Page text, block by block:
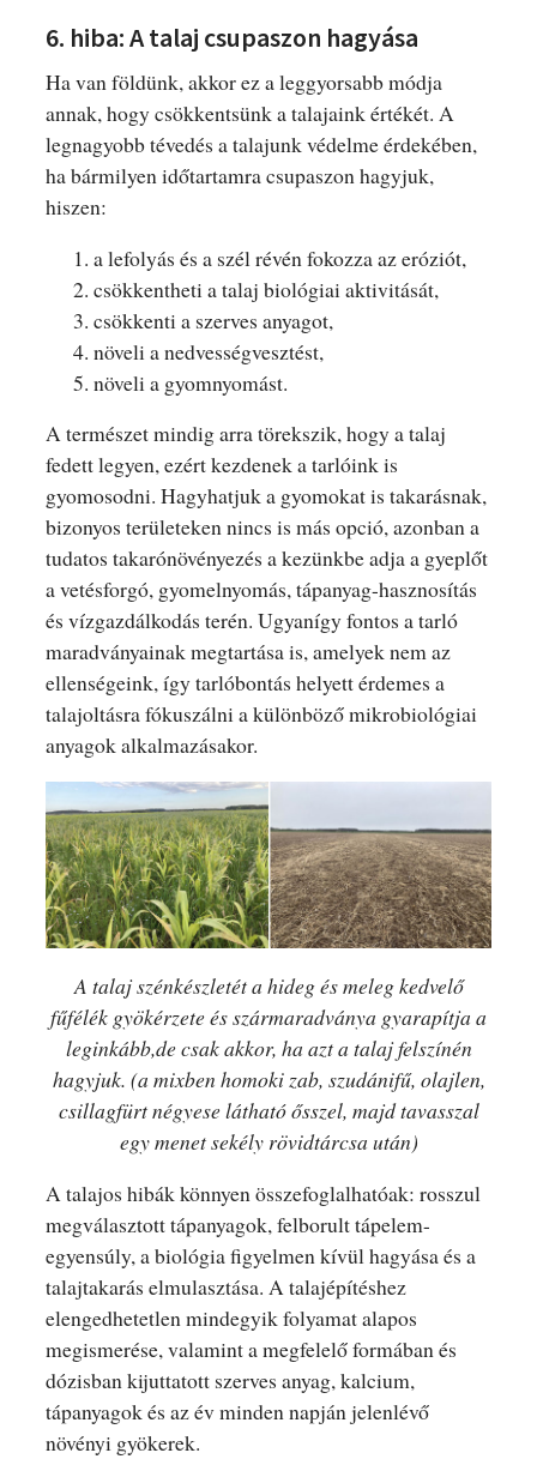
6. hiba: A talaj csupaszon hagyása
Ha van földünk, akkor ez a leggyorsabb módja
annak, hogy csökkentsünk a talajaink értékét. A
legnagyobb tévedés a talajunk védelme érdekében,
ha bármilyen időtartamra csupaszon hagyjuk,
hiszen:
a lefolyás és a szél révén fokozza az eróziót,
csökkentheti a talaj biológiai aktivitását,
csökkenti a szerves anyagot,
növeli a nedvességvesztést,
növeli a gyomnyomást.
A természet mindig arra törekszik, hogy a talaj
fedett legyen, ezért kezdenek a tarlóink is
gyomosodni. Hagyhatjuk a gyomokat is takarásnak,
bizonyos területeken nincs is más opció, azonban a
tudatos takarónövényezés a kezünkbe adja a gyeplőt
a vetésforgó, gyomelnyomás, tápanyag-hasznosítás
és vízgazdálkodás terén. Ugyanígy fontos a tarló
maradványainak megtartása is, amelyek nem az
ellenségeink, így tarlóbontás helyett érdemes a
talajoltásra fókuszálni a különböző mikrobiológiai
anyagok alkalmazásakor.
A talaj szénkészletét a hideg és meleg kedvelő
fűfélék gyökérzete és szármaradványa gyarapítja a
leginkább,de csak akkor, ha azt a talaj felszínén
hagyjuk. (a mixben homoki zab, szudánifű, olajlen,
csillagfürt négyese látható ősszel, majd tavasszal
egy menet sekély rövidtárcsa után)
A talajos hibák könnyen összefoglalhatóak: rosszul
megválasztott tápanyagok, felborult tápelem-
egyensúly, a biológia figyelmen kívül hagyása és a
talajtakarás elmulasztása. A talajépítéshez
elengedhetetlen mindegyik folyamat alapos
megismerése, valamint a megfelelő formában és
dózisban kijuttatott szerves anyag, kalcium,
tápanyagok és az év minden napján jelenlévő
növényi gyökerek.